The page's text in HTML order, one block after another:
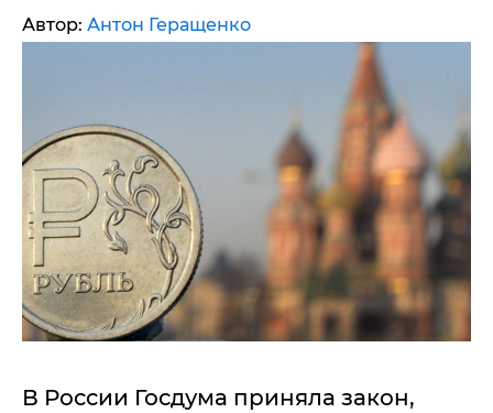
Автор: Антон Геращенко
В России Госдума приняла закон,